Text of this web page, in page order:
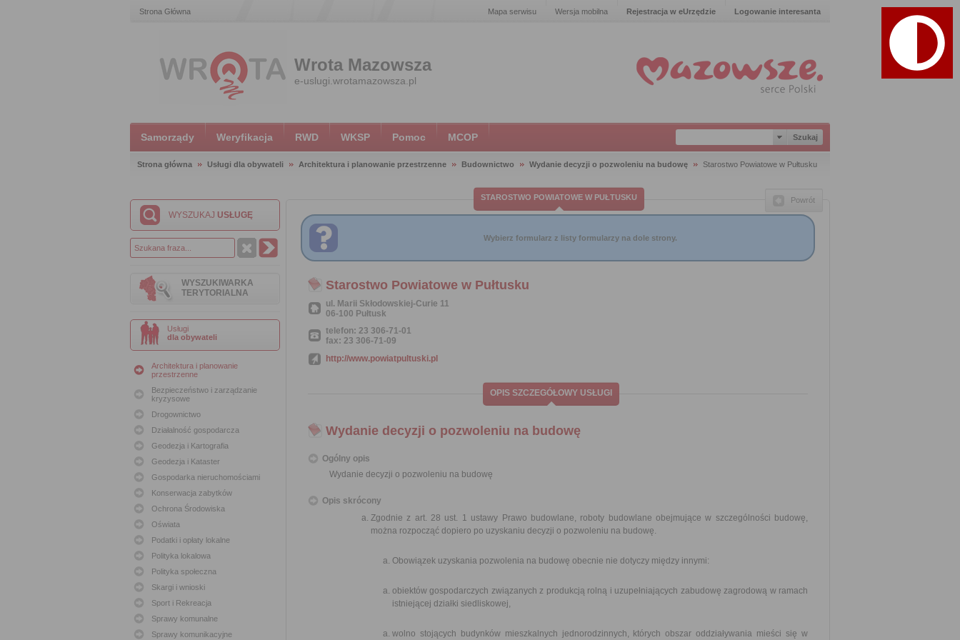
Strona Główna Mapa serwisu Wersja mobilna Rejestracja w eUrzędzie Logowanie interesanta
Wrota Mazowsza
e-uslugi.wrotamazowsza.pl
Samorządy Weryfikacja RWD WKSP Pomoc MCOP
Strona główna Usługi dla obywateli Architektura i planowanie przestrzenne Budownictwo Wydanie decyzji o pozwoleniu na budowę Starostwo Powiatowe w Pułtusku
WYSZUKAJ USŁUGĘ
WYSZUKIWARKA
TERYTORIALNA
Usługi
dla obywateli
Architektura i planowanie
przestrzenne
Bezpieczeństwo i zarządzanie
kryzysowe
Drogownictwo
Działalność gospodarcza
Geodezja i Kartografia
Geodezja i Kataster
Gospodarka nieruchomościami
Konserwacja zabytków
Ochrona Środowiska
Oświata
Podatki i opłaty lokalne
Polityka lokalowa
Polityka społeczna
Skargi i wnioski
Sport i Rekreacja
Sprawy komunalne
Sprawy komunikacyjne
STAROSTWO POWIATOWE W PUŁTUSKU Powrót
Wybierz formularz z listy formularzy na dole strony.
Starostwo Powiatowe w Pułtusku
ul. Marii Skłodowskiej-Curie 11
06-100 Pułtusk
telefon: 23 306-71-01
fax: 23 306-71-09
http://www.powiatpultuski.pl
OPIS SZCZEGÓŁOWY USŁUGI
Wydanie decyzji o pozwoleniu na budowę
Ogólny opis
Wydanie decyzji o pozwoleniu na budowę
Opis skrócony
Zgodnie z art. 28 ust. 1 ustawy Prawo budowlane, roboty budowlane obejmujące w szczególności budowę,
można rozpocząć dopiero po uzyskaniu decyzji o pozwoleniu na budowę.
Obowiązek uzyskania pozwolenia na budowę obecnie nie dotyczy między innymi:
obiektów gospodarczych związanych z produkcją rolną i uzupełniających zabudowę zagrodową w ramach
istniejącej działki siedliskowej,
wolno stojących budynków mieszkalnych jednorodzinnych, których obszar oddziaływania mieści się w